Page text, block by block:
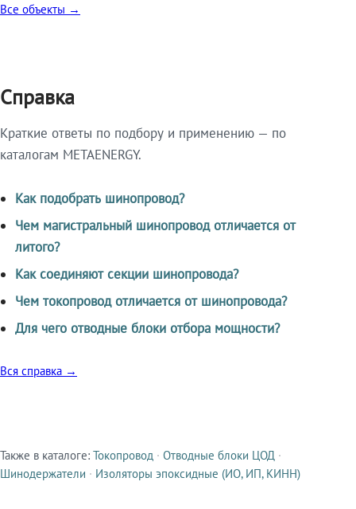
Все объекты →
Справка
Краткие ответы по подбору и применению — по
каталогам METAENERGY.
Как подобрать шинопровод?
Чем магистральный шинопровод отличается от
литого?
Как соединяют секции шинопровода?
Чем токопровод отличается от шинопровода?
Для чего отводные блоки отбора мощности?
Вся справка →
Смежные продукты
Также в каталоге: Токопровод · Отводные блоки ЦОД ·
Шинодержатели · Изоляторы эпоксидные (ИО, ИП, КИНН)